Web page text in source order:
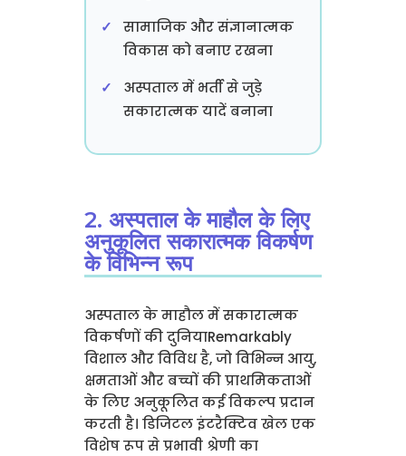
सामाजिक और संज्ञानात्मक
विकास को बनाए रखना
अस्पताल में भर्ती से जुड़े
सकारात्मक यादें बनाना
2. अस्पताल के माहौल के लिए
अनुकूलित सकारात्मक विकर्षण
के विभिन्न रूप
अस्पताल के माहौल में सकारात्मक
विकर्षणों की दुनियाRemarkably
विशाल और विविध है, जो विभिन्न आयु,
क्षमताओं और बच्चों की प्राथमिकताओं
के लिए अनुकूलित कई विकल्प प्रदान
करती है। डिजिटल इंटरैक्टिव खेल एक
विशेष रूप से प्रभावी श्रेणी का